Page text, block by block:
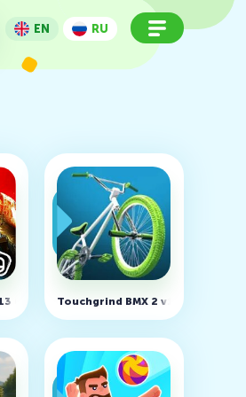
EN RU
(MOD, Unlocked)
Touchgrind BMX 2 v1.6.8